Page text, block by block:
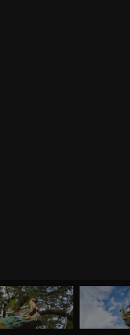
О НАС МАГАЗИН